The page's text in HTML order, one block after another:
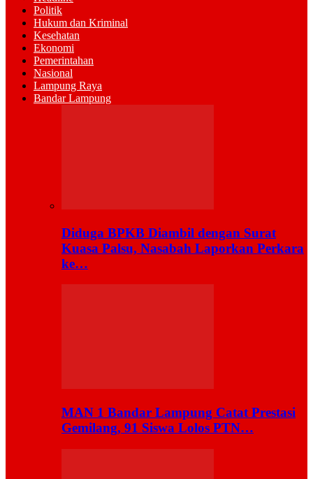
Politik
Hukum dan Kriminal
Kesehatan
Ekonomi
Pemerintahan
Nasional
Lampung Raya
Bandar Lampung
Diduga BPKB Diambil dengan Surat
Kuasa Palsu, Nasabah Laporkan Perkara
ke…
MAN 1 Bandar Lampung Catat Prestasi
Gemilang, 91 Siswa Lolos PTN…